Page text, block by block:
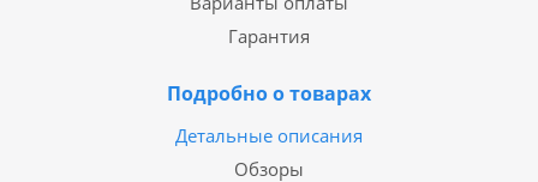
Гарантия
Подробно о товарах
Детальные описания
Обзоры